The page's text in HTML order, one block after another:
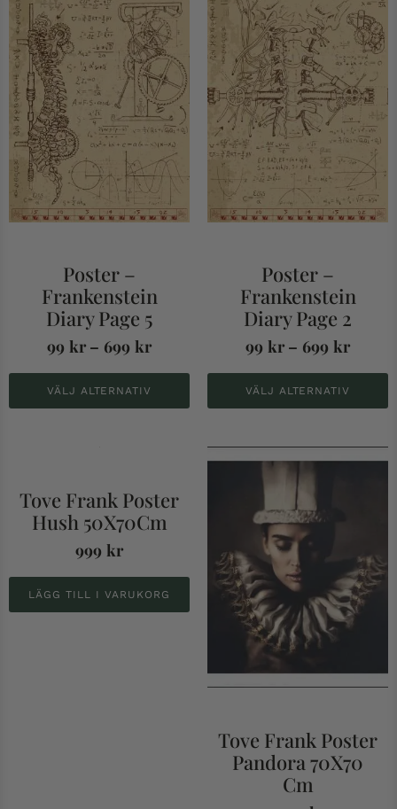
Poster –
Frankenstein
Diary Page 5
99 kr – 699 kr
VÄLJ ALTERNATIV
Poster –
Frankenstein
Diary Page 2
99 kr – 699 kr
VÄLJ ALTERNATIV
Tove Frank Poster
Hush 50X70Cm
999 kr
LÄGG TILL I VARUKORG
Tove Frank Poster
Pandora 70X70
Cm